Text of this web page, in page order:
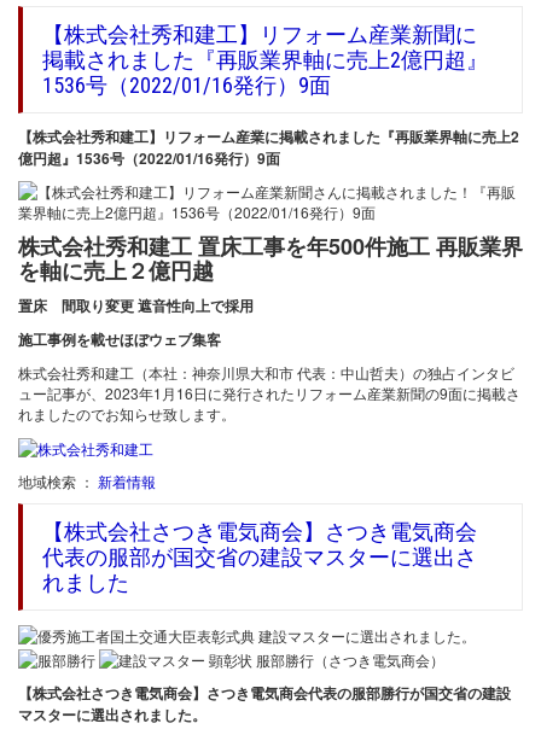
【株式会社秀和建工】リフォーム産業新聞に
掲載されました『再販業界軸に売上2億円超』
1536号（2022/01/16発行）9面
【株式会社秀和建工】リフォーム産業に掲載されました『再販業界軸に売上2
億円超』1536号（2022/01/16発行）9面
株式会社秀和建工 置床工事を年500件施工 再販業界
を軸に売上２億円越
置床 間取り変更 遮音性向上で採用
施工事例を載せほぼウェブ集客
株式会社秀和建工（本社：神奈川県大和市 代表：中山哲夫）の独占インタビ
ュー記事が、2023年1月16日に発行されたリフォーム産業新聞の9面に掲載さ
れましたのでお知らせ致します。
地域検索 ： 新着情報
【株式会社さつき電気商会】さつき電気商会
代表の服部が国交省の建設マスターに選出さ
れました
【株式会社さつき電気商会】さつき電気商会代表の服部勝行が国交省の建設
マスターに選出されました。